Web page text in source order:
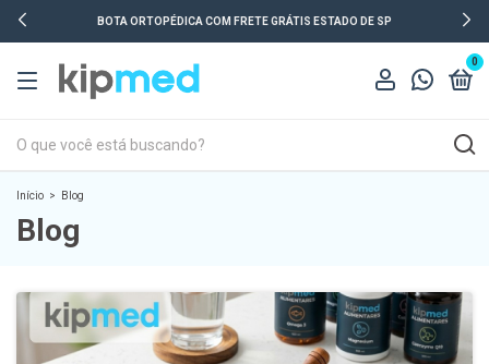
BOTA ORTOPÉDICA COM FRETE GRÁTIS ESTADO DE SP
0
Início > Blog
Blog